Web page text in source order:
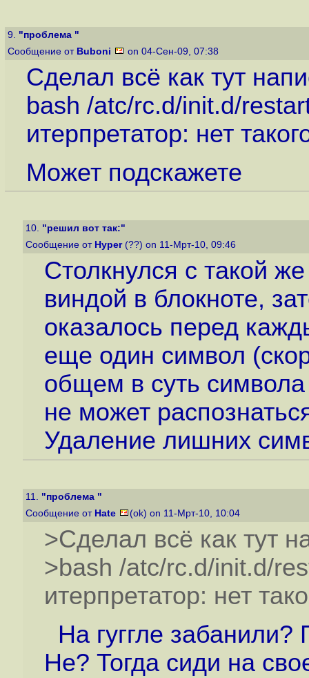
9. "проблема "
Сообщение от Buboni on 04-Сен-09, 07:38
Сделал всё как тут
bash /atc/rc.d/init.d/
итерпретатор: нет
Может подскажете
10. "решил вот так:"
Сообщение от Hyper(??) on 11-Мрт-10, 09:46
Столкнулся с такой
виндой в блокноте,
оказалось перед
еще один символ
общем в суть символа
не может
Удаление лишних
11. "проблема "
Сообщение от Hate (ok) on 11-Мрт-10, 10:04
>Сделал всё как
>bash /atc/rc.d/init.d/
итерпретатор: нет
На гуггле забанили?
Не? Тогда сиди на